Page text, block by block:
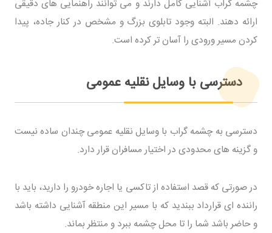
چشمه گراب آشنایی کامل دارند و می توانند راهنمایی های دقیقی
ارائه دهند. البته وجود تابلوی بزرگ و مشخص در کنار جاده، پیدا
کردن مسیر ورودی را آسان تر کرده است.
دسترسی با وسایل نقلیه عمومی
دسترسی به چشمه گراب با وسایل نقلیه عمومی چندان ساده نیست
و گزینه های محدودی در اختیار مسافران قرار دارد.
در صورتی که قصد استفاده از تاکسی یا اجاره خودرو را دارید، باید با
راننده ای قرارداد ببندید که با مسیر این منطقه آشنایی داشته باشد
و حاضر باشد شما را تا محل چشمه ببرد و منتظر بماند.